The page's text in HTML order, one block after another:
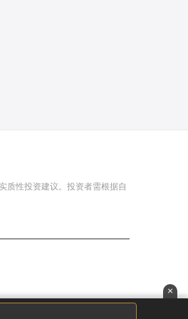
质性投资建议。投资者需根据自
×